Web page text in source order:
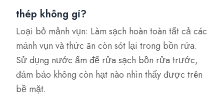
thép không gỉ?
Loại bỏ mảnh vụn: Làm sạch hoàn toàn tất cả các
mảnh vụn và thức ăn còn sót lại trong bồn rửa.
Sử dụng nước ấm để rửa sạch bồn rửa trước,
đảm bảo không còn hạt nào nhìn thấy được trên
bề mặt.